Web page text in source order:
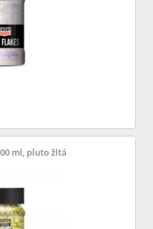
ml, pluto žltá